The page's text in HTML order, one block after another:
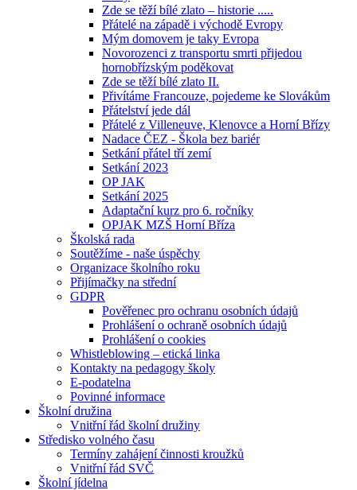
Zde se těží bílé zlato – historie .....
Přátelé na západě i východě Evropy
Mým domovem je taky Evropa
Novorozenci z transportu smrti přijedou
hornobřízským poděkovat
Zde se těží bílé zlato II.
Přivítáme Francouze, pojedeme ke Slovákům
Přátelství jede dál
Přátelé z Villeneuve, Klenovce a Horní Břízy
Nadace ČEZ - Škola bez bariér
Setkání přátel tří zemí
Setkání 2023
OP JAK
Setkání 2025
Adaptační kurz pro 6. ročníky
OPJAK MZŠ Horní Bříza
Školská rada
Soutěžíme - naše úspěchy
Organizace školního roku
Přijímačky na střední
GDPR
Pověřenec pro ochranu osobních údajů
Prohlášení o ochraně osobních údajů
Prohlášení o cookies
Whistleblowing – etická linka
Kontakty na pedagogy školy
E-podatelna
Povinné informace
Školní družina
Vnitřní řád školní družiny
Středisko volného času
Termíny zahájení činnosti kroužků
Vnitřní řád SVČ
Školní jídelna